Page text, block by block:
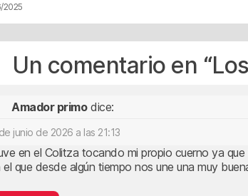
2025
Un comentario en “
Amador primo dice:
junio de 2026 a las 21:13
en el Colitza tocando mi propio cuerno ya
que desde algún tiempo nos une una muy